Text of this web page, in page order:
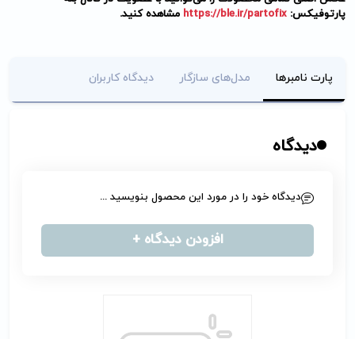
پارتوفیکس: https://ble.ir/partofix مشاهده کنید.
پارت نامبرها مدل‌های سازگار دیدگاه کاربران
دیدگاه
دیدگاه خود را در مورد این محصول بنویسید ...
افزودن دیدگاه +